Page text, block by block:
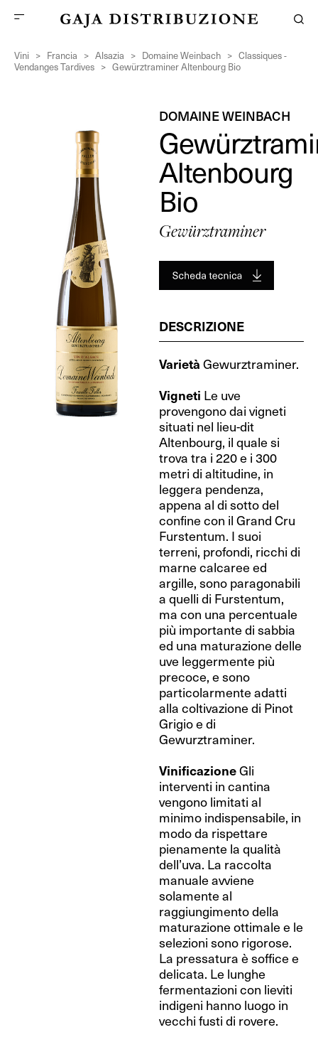
Vini > Francia > Alsazia > Domaine Weinbach > Classiques -
Vendanges Tardives > Gewürztraminer Altenbourg Bio
DOMAINE WEINBACH
Altenbourg
Bio
Gewürztraminer
DESCRIZIONE
Varietà Gewurztraminer.
Vigneti Le uve
provengono dai vigneti
situati nel lieu-dit
Altenbourg, il quale si
trova tra i 220 e i 300
metri di altitudine, in
leggera pendenza,
appena al di sotto del
confine con il Grand Cru
Furstentum. I suoi
terreni, profondi, ricchi di
marne calcaree ed
argille, sono paragonabili
a quelli di Furstentum,
ma con una percentuale
più importante di sabbia
ed una maturazione delle
uve leggermente più
precoce, e sono
particolarmente adatti
alla coltivazione di Pinot
Grigio e di
Gewurztraminer.
VinificazioneGli
interventi in cantina
vengono limitati al
minimo indispensabile, in
modo da rispettare
pienamente la qualità
dell’uva. La raccolta
manuale avviene
solamente al
raggiungimento della
maturazione ottimale e le
selezioni sono rigorose.
La pressatura è soffice e
delicata. Le lunghe
fermentazioni con lieviti
indigeni hanno luogo in
vecchi fusti di rovere.